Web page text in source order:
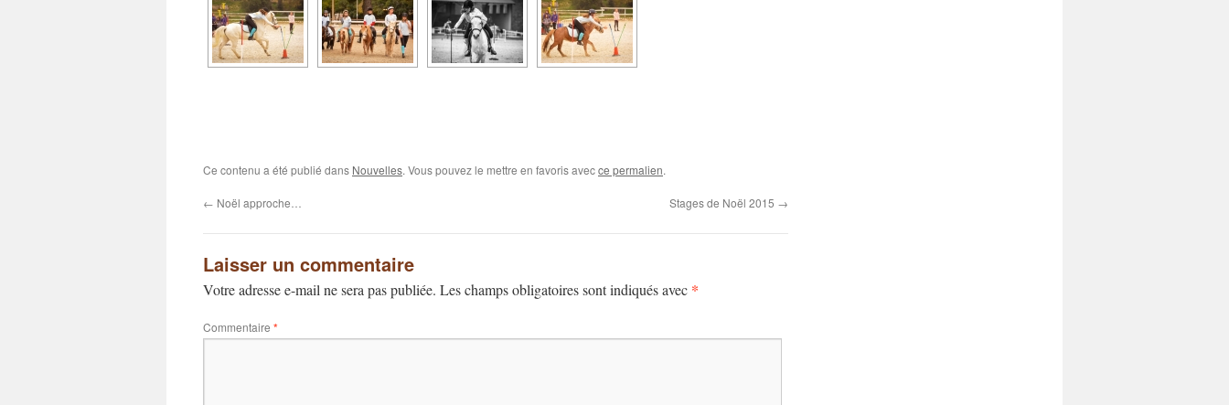
Ce contenu a été publié dans Nouvelles. Vous pouvez le mettre en favoris avecce permalien.
← Noël approche… Stages de Noël 2015 →
Laisser un commentaire
Votre adresse e-mail ne sera pas publiée. Les champs obligatoires sont indiqués avec *
Commentaire *